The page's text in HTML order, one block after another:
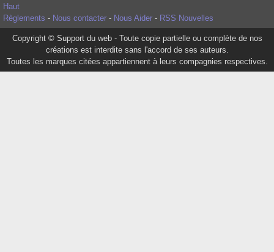
Haut
Règlements - Nous contacter - Nous Aider - RSS Nouvelles
Copyright © Support du web - Toute copie partielle ou complète de nos
créations est interdite sans l'accord de ses auteurs.
Toutes les marques citées appartiennent à leurs compagnies respectives.